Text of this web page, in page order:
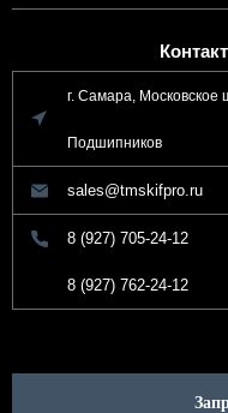
г. Самара,
Подшипников
sales@tmskifpro.ru
8 (927) 705-24-12
8 (927) 762-24-12